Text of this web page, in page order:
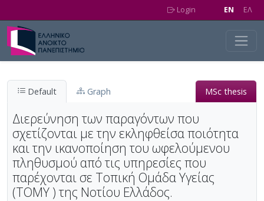
Login EN EΛ
Default Graph MSc thesis
Διερεύνηση των παραγόντων που
σχετίζονται με την εκληφθείσα ποιότητα
και την ικανοποίηση του ωφελούμενου
πληθυσμού από τις υπηρεσίες που
παρέχονται σε Τοπική Ομάδα Υγείας
(ΤΟΜΥ ) της Νοτίου Ελλάδος.